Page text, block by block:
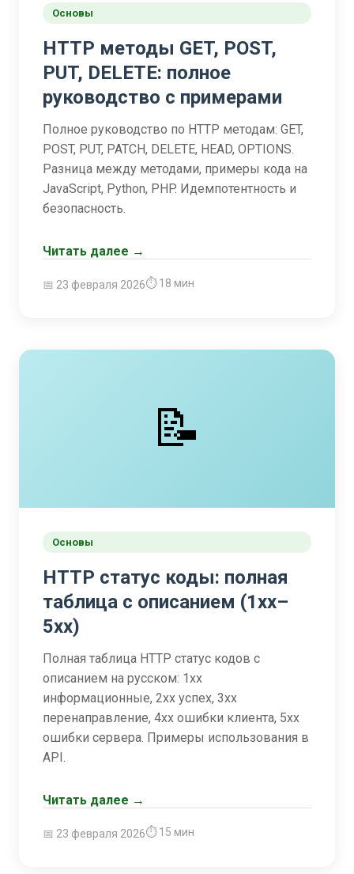
Основы
HTTP методы GET, POST,
PUT, DELETE: полное
руководство с примерами
Полное руководство по HTTP методам: GET,
POST, PUT, PATCH, DELETE, HEAD, OPTIONS.
Разница между методами, примеры кода на
JavaScript, Python, PHP. Идемпотентность и
безопасность.
Читать далее →
📅 23 февраля 2026⏱ 18 мин
📝
Основы
HTTP статус коды: полная
таблица с описанием (1xx–
5xx)
Полная таблица HTTP статус кодов с
описанием на русском: 1xx
информационные, 2xx успех, 3xx
перенаправление, 4xx ошибки клиента, 5xx
ошибки сервера. Примеры использования в
API.
Читать далее →
📅 23 февраля 2026⏱ 15 мин